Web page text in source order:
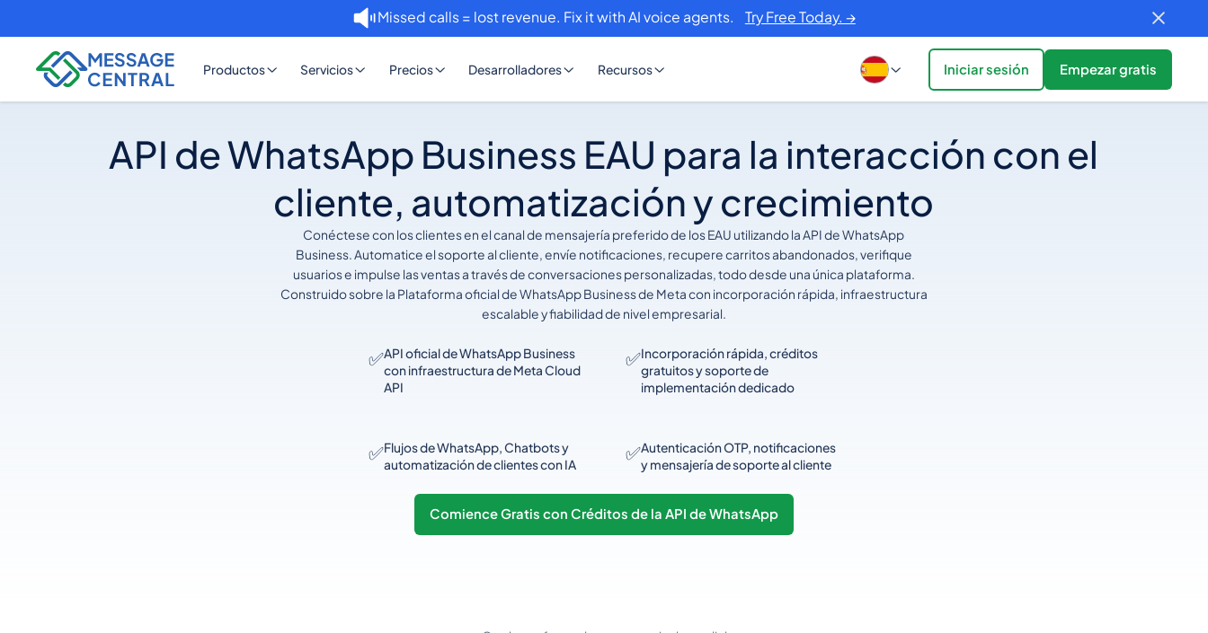
Missed calls = lost revenue. Fix it with AI voice agents. Try Free Today. →
Productos Servicios Precios Desarrolladores Recursos Iniciar sesión Empezar gratis
API de WhatsApp Business EAU para la interacción con el
cliente, automatización y crecimiento
Conéctese con los clientes en el canal de mensajería preferido de los EAU utilizando la API de WhatsApp
Business. Automatice el soporte al cliente, envíe notificaciones, recupere carritos abandonados, verifique
usuarios e impulse las ventas a través de conversaciones personalizadas, todo desde una única plataforma.
Construido sobre la Plataforma oficial de WhatsApp Business de Meta con incorporación rápida, infraestructura
escalable y fiabilidad de nivel empresarial.
✅API oficial de WhatsApp Business
con infraestructura de Meta Cloud
API
✅Incorporación rápida, créditos
gratuitos y soporte de
implementación dedicado
✅Flujos de WhatsApp, Chatbots y
automatización de clientes con IA
✅Autenticación OTP, notificaciones
y mensajería de soporte al cliente
Comience Gratis con Créditos de la API de WhatsApp